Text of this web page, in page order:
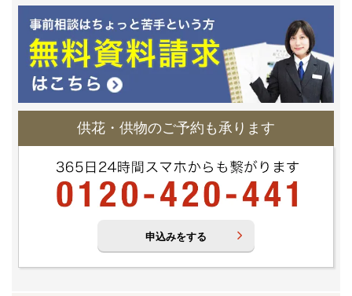
供花・供物のご予約も承ります
申込みをする